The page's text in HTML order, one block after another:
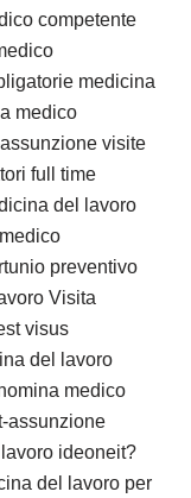
competente
medicina
medico
visite
full time
del lavoro
preventivo
Visita
visus
del lavoro
medico
assunzione
ideoneit?
del lavoro per